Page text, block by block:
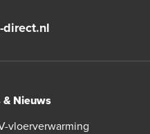
direct.nl
& Nieuws
vloerverwarming